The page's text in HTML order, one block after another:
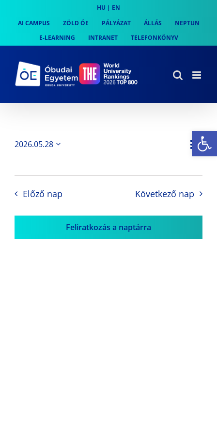
content
HU | EN
AI CAMPUS
ZÖLD ÓE PÁLYÁZAT ÁLLÁS
NEPTUN
E-LEARNING
INTRANET TELEFONKÖNYV
Nap
2026.05.28
Előző nap Következő nap
Feliratkozás a naptárra